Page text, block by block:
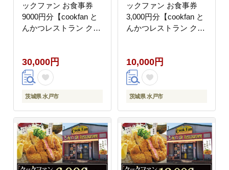
ックファン お食事券
9000円分【cookfan と
んかつレストラン クッ
牛かつ 牛カツ カツ 水
戸市 水戸 茨城県】
（BK-45）
30,000円
茨城県 水戸市
ックファン お食事券
3,000円分【cookfan と
んかつレストラン クッ
牛かつ 牛カツ カツ 水
戸市 水戸 茨城県】
（BK-43）
10,000円
茨城県 水戸市